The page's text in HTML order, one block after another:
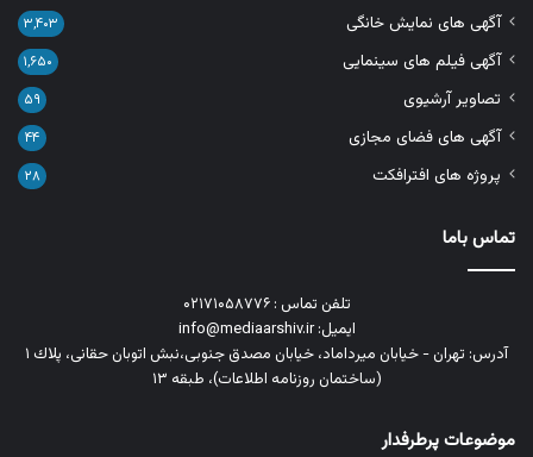
آگهی های نمایش خانگی ۳,۴۰۳
آگهی فیلم های سینمایی ۱,۶۵۰
تصاویر آرشیوی ۵۹
آگهی های فضای مجازی ۴۴
پروژه های افترافکت ۲۸
تماس باما
تلفن تماس : ۰۲۱۷۱۰۵۸۷۷۶
ایمیل: info@mediaarshiv.ir
آدرس: تهران - خیابان میرداماد، خیابان مصدق جنوبی،نبش اتوبان حقانی، پلاك ١
(ساختمان روزنامه اطلاعات)، طبقه ۱۳
موضوعات پرطرفدار